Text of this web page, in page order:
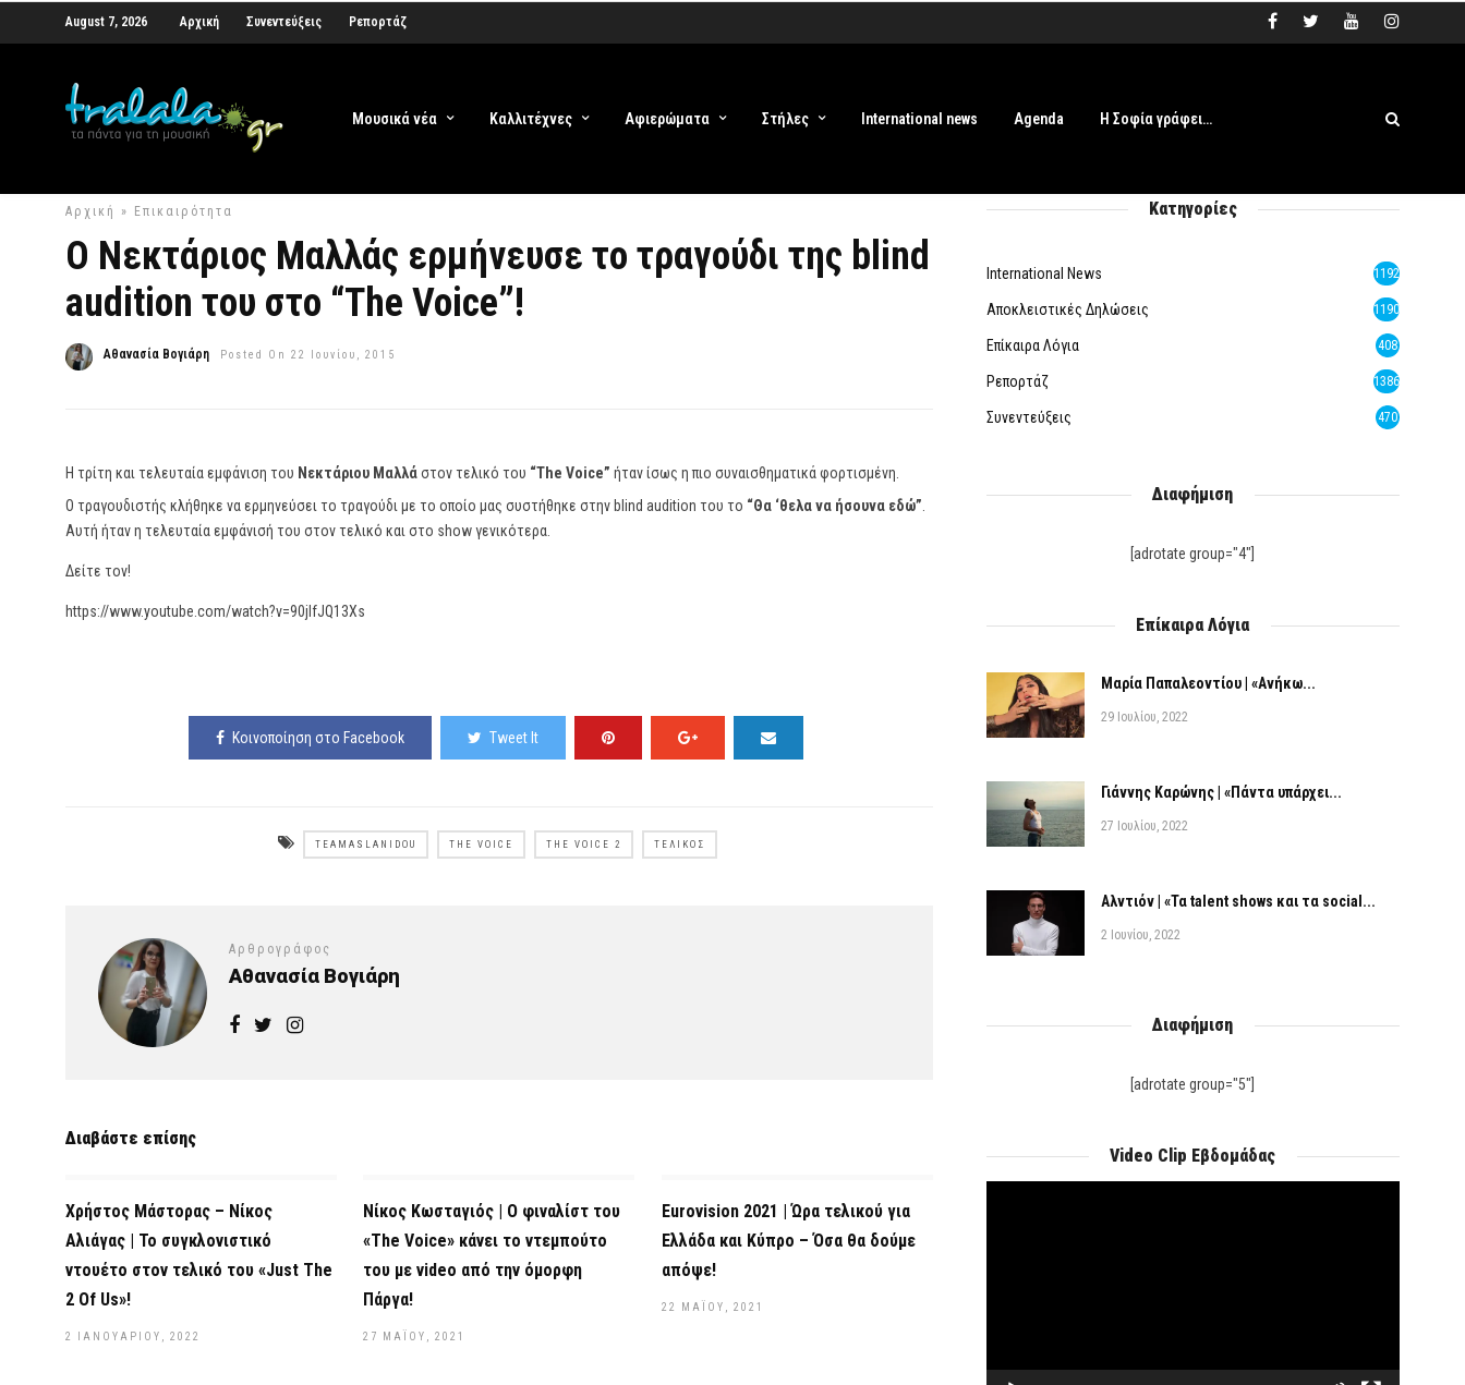
August 7, 2026 Αρχική Συνεντεύξεις Ρεπορτάζ
Μουσικά νέα Καλλιτέχνες Αφιερώματα Στήλες International news Agenda Η Σοφία γράφει…
Αρχική » Επικαιρότητα
Ο Νεκτάριος Μαλλάς ερμήνευσε το τραγούδι της blind
audition του στο “The Voice”!
Αθανασία Βογιάρη Posted On 22 Ιουνίου, 2015
Η τρίτη και τελευταία εμφάνιση του Νεκτάριου Μαλλάστον τελικό του “The Voice” ήταν ίσως η πιο συναισθηματικά φορτισμένη.
Ο τραγουδιστής κλήθηκε να ερμηνεύσει το τραγούδι με το οποίο μας συστήθηκε στην blind audition του το “Θα ‘θελα να ήσουνα εδώ”
Αυτή ήταν η τελευταία εμφάνισή του στον τελικό και στο show γενικότερα.
Δείτε τον!
https://www.youtube.com/watch?v=90jIfJQ13Xs
Κοινοποίηση στο Facebook Tweet It
TEAMASLANIDOU THE VOICE THE VOICE 2 ΤΕΛΙΚΌΣ
Αρθρογράφος
Αθανασία Βογιάρη
Διαβάστε επίσης
Χρήστος Μάστορας – Νίκος
Αλιάγας | Το συγκλονιστικό
ντουέτο στον τελικό του «Just The
2 Of Us»!
2 ΙΑΝΟΥΑΡΊΟΥ, 2022
Νίκος Κωσταγιός | Ο φιναλίστ του
«The Voice» κάνει το ντεμπούτο
του με video από την όμορφη
Πάργα!
27 ΜΑΪ́ΟΥ, 2021
Eurovision 2021 | Ώρα τελικού για
Ελλάδα και Κύπρο – Όσα θα δούμε
απόψε!
22 ΜΑΪ́ΟΥ, 2021
Κατηγορίες
International News 1192
Αποκλειστικές Δηλώσεις 1190
Επίκαιρα Λόγια 408
Ρεπορτάζ 1386
Συνεντεύξεις 470
Διαφήμιση
[adrotate group="4"]
Επίκαιρα Λόγια
Μαρία Παπαλεοντίου | «Ανήκω...
29 Ιουλίου, 2022
Γιάννης Καρώνης | «Πάντα υπάρχει...
27 Ιουλίου, 2022
Αλντιόν | «Τα talent shows και τα social...
2 Ιουνίου, 2022
Διαφήμιση
[adrotate group="5"]
Video Clip Εβδομάδας